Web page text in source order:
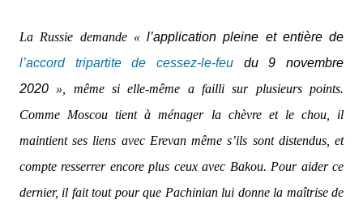
La Russie demande « l’application pleine et entière de
l’accord tripartite de cessez-le-feu du 9 novembre
2020 », même si elle-même a failli sur plusieurs points.
Comme Moscou tient à ménager la chèvre et le chou, il
maintient ses liens avec Erevan même s’ils sont distendus, et
compte resserrer encore plus ceux avec Bakou. Pour aider ce
dernier, il fait tout pour que Pachinian lui donne la maîtrise de